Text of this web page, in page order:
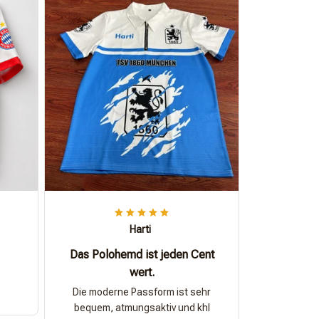
Harti
Das Polohemd ist jeden Cent
wert.
Die moderne Passform ist sehr
bequem, atmungsaktiv und khl